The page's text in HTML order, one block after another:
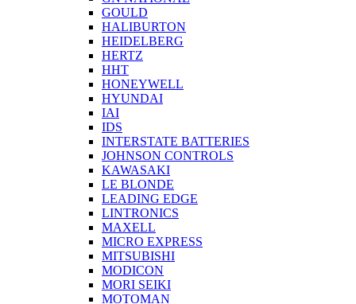
GOULD
HALIBURTON
HEIDELBERG
HERTZ
HHT
HONEYWELL
HYUNDAI
IAI
IDS
INTERSTATE BATTERIES
JOHNSON CONTROLS
KAWASAKI
LE BLONDE
LEADING EDGE
LINTRONICS
MAXELL
MICRO EXPRESS
MITSUBISHI
MODICON
MORI SEIKI
MOTOMAN